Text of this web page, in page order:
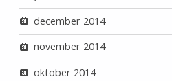
december 2014
november 2014
oktober 2014